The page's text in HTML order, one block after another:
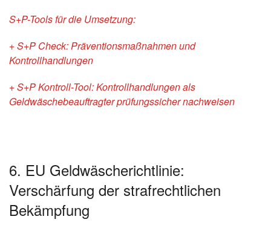
S+P-Tools für die Umsetzung:
+ S+P Check: Präventionsmaßnahmen und
Kontrollhandlungen
+ S+P Kontroll-Tool: Kontrollhandlungen als
Geldwäschebeauftragter prüfungssicher nachweisen
6. EU Geldwäscherichtlinie:
Verschärfung der strafrechtlichen
Bekämpfung